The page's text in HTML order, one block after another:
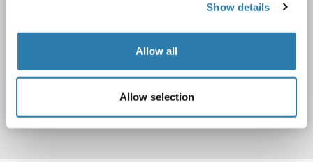
Show details
Allow all
Allow selection
0.156 ng/mL - 10 ng/mL
Tissue Homogenate
N° du produit ABIN5658561
Fiche technique